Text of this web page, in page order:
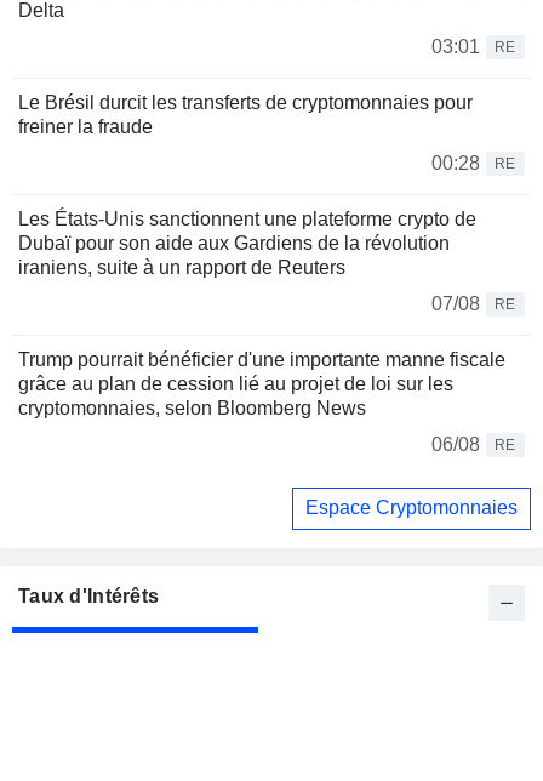
Delta
03:01
RE
Le Brésil durcit les transferts de cryptomonnaies pour
freiner la fraude
00:28
RE
Les États-Unis sanctionnent une plateforme crypto de
Dubaï pour son aide aux Gardiens de la révolution
iraniens, suite à un rapport de Reuters
07/08
RE
Trump pourrait bénéficier d'une importante manne fiscale
grâce au plan de cession lié au projet de loi sur les
cryptomonnaies, selon Bloomberg News
06/08
RE
Espace Cryptomonnaies
Taux d'Intérêts